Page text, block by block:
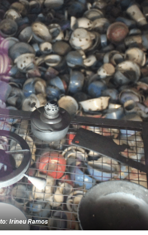
Irineu Ramos